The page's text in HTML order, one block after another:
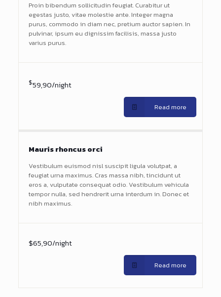
Proin bibendum sollicitudin feugiat. Curabitur ut
egestas justo, vitae molestie ante. Integer magna
purus, commodo in diam nec, pretium auctor sapien. In
pulvinar, ipsum eu dignissim facilisis, massa justo
varius purus.
$59,90/night
Read more
Mauris rhoncus orci
Vestibulum euismod nisl suscipit ligula volutpat, a
feugiat urna maximus. Cras massa nibh, tincidunt ut
eros a, vulputate consequat odio. Vestibulum vehicula
tempor nulla, sed hendrerit urna interdum in. Donec et
nibh maximus.
$65,90/night
Read more